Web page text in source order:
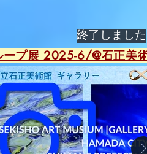
​終了しました
ープ展 2025-6/@石正美